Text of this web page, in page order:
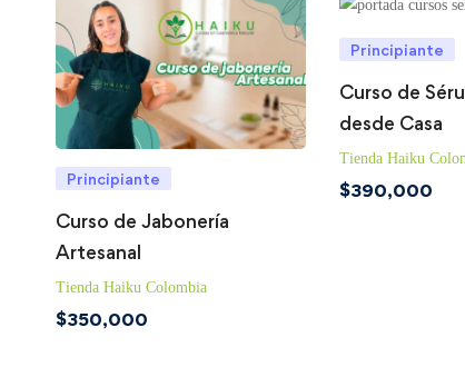
Principiante
Curso de Jabonería
Artesanal
Tienda Haiku Colombia
$350,000
Principiante
Curso de
desde Casa
Tienda Haiku
$390,000